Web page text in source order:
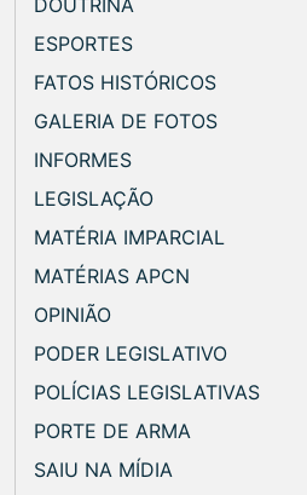
DOUTRINA
ESPORTES
FATOS HISTÓRICOS
GALERIA DE FOTOS
INFORMES
LEGISLAÇÃO
MATÉRIA IMPARCIAL
MATÉRIAS APCN
OPINIÃO
PODER LEGISLATIVO
POLÍCIAS LEGISLATIVAS
PORTE DE ARMA
SAIU NA MÍDIA